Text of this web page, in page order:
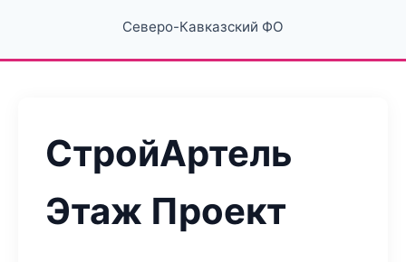
Северо-Кавказский ФО
СтройАртель
Этаж Проект